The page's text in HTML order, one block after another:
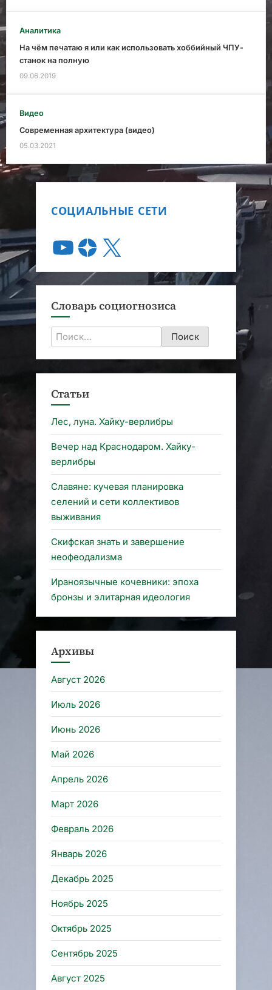
Аналитика
На чём печатаю я или как использовать хоббийный ЧПУ-
станок на полную
09.06.2019
Видео
Современная архитектура (видео)
05.03.2021
СОЦИАЛЬНЫЕ СЕТИ
Словарь социогнозиса
Найти:
Статьи
Лес, луна. Хайку-верлибры
Вечер над Краснодаром. Хайку-
верлибры
Славяне: кучевая планировка
селений и сети коллективов
выживания
Скифская знать и завершение
неофеодализма
Ираноязычные кочевники: эпоха
бронзы и элитарная идеология
Архивы
Август 2026
Июль 2026
Июнь 2026
Май 2026
Апрель 2026
Март 2026
Февраль 2026
Январь 2026
Декабрь 2025
Ноябрь 2025
Октябрь 2025
Сентябрь 2025
Август 2025